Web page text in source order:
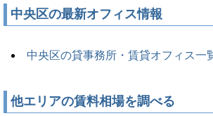
中央区の最新オフィス情報
中央区の貸事務所・賃貸オフィス一
他エリアの賃料相場を調べる